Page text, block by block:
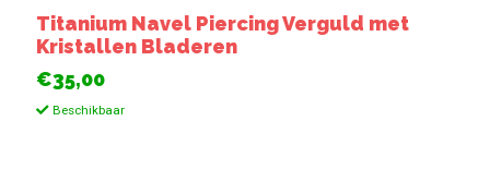
Titanium Navel Piercing Verguld met
Kristallen Bladeren
€35,00
Beschikbaar